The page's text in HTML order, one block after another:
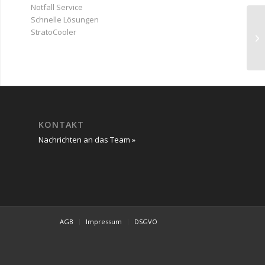
Notfall Service
Schnelle Lösungen
StratoCooler
KONTAKT
Nachrichten an das Team »
AGB Impressum DSGVO